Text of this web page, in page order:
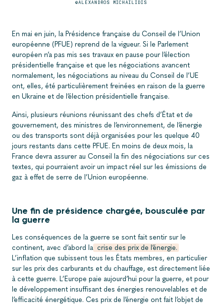
©ALEXANDROS MICHAILIDIS
En mai en juin, la Présidence française du Conseil de l’Union
européenne (PFUE) reprend de la vigueur. Si le Parlement
européen n’a pas mis ses travaux en pause pour l’élection
présidentielle française et que les négociations avancent
normalement, les négociations au niveau du Conseil de l’UE
ont, elles, été particulièrement freinées en raison de la guerre
en Ukraine et de l’élection présidentielle française.
Ainsi, plusieurs réunions réunissant des chefs d’État et de
gouvernement, des ministres de l’environnement, de l’énergie
ou des transports sont déjà organisées pour les quelque 40
jours restants dans cette PFUE. En moins de deux mois, la
France devra assurer au Conseil la fin des négociations sur ces
textes, qui pourraient avoir un impact réel sur les émissions de
gaz à effet de serre de l’Union européenne.
Une fin de présidence chargée, bousculée par
la guerre
Les conséquences de la guerre se sont fait sentir sur le
continent, avec d’abord la crise des prix de l’énergie.
L’inflation que subissent tous les États membres, en particulier
sur les prix des carburants et du chauffage, est directement liée
à cette guerre. L’Europe paie aujourd’hui pour la guerre, et pour
le développement insuffisant des énergies renouvelables et de
l’efficacité énergétique. Ces prix de l’énergie ont fait l’objet de